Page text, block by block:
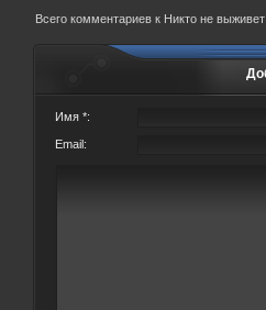
Всего комментариев к Никто не
Имя *:
Email: